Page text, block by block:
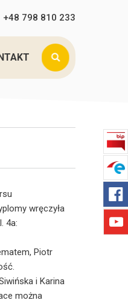
+48 798 810 233
RECEPTA ...
wręczyła
4a:
Piotr
i Karina
można